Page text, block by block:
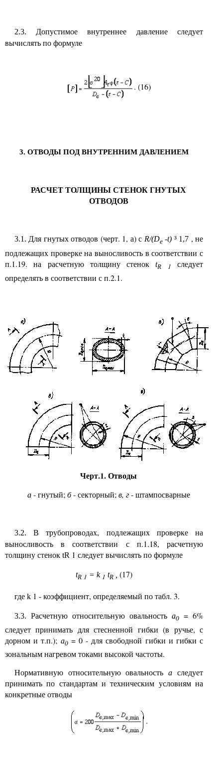
2.3.Допустимое внутреннее давление следует
вычислять по формуле
. (16)
3. ОТВОДЫ ПОД ВНУТРЕННИМ ДАВЛЕНИЕМ
РАСЧЕТ ТОЛЩИНЫ СТЕНОК ГНУТЫХ
ОТВОДОВ
3.1.Для гнутых отводов (черт. 1, а) с R/(De-t) ³ 1,7 , не
подлежащих проверке на выносливость в соответствии с
п.1.19. на расчетную толщину стенок
tR 1
следует
определять в соответствии с п.2.1.
Черт.1. Отводы
а- гнутый; б- секторный; в, г- штампосварные
3.2.В трубопроводах, подлежащих проверке на
выносливость в соответствии с п.1.18, расчетную
толщину стенок tR 1 следует вычислять по формуле
tR 1 = k 1 tR (17)
где k 1 - коэффициент, определяемый по табл. 3.
3.3. Расчетную относительную овальность а0 = 6%
следует принимать для стесненной гибки (в ручье, с
дорном и т.п.); а0 = 0 - для свободной гибки и гибки с
зональным нагревом токами высокой частоты.
Нормативную относительную овальностьа следует
принимать по стандартам и техническим условиям на
конкретные отводы
.